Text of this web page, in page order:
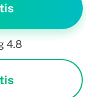
4.8